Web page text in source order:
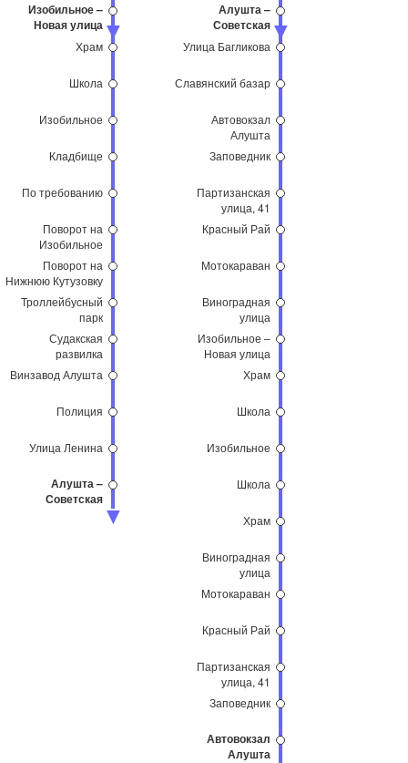
Изобильное –
Новая улица
Храм
Школа
Изобильное
Кладбище
По требованию
Поворот на
Изобильное
Поворот на
Нижнюю Кутузовку
Троллейбусный
парк
Судакская
развилка
Винзавод Алушта
Полиция
Улица Ленина
Алушта –
Советская
Алушта –
Советская
площадь
Улица Багликова
Славянский базар
Автовокзал
Алушта
Заповедник
Партизанская
улица, 41
Красный Рай
Мотокараван
Виноградная
улица
Изобильное –
Новая улица
Храм
Школа
Изобильное
Школа
Храм
Виноградная
улица
Мотокараван
Красный Рай
Партизанская
улица, 41
Заповедник
Автовокзал
Алушта